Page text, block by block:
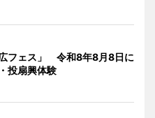
フェス」 令和8年8月8日に
投扇興体験